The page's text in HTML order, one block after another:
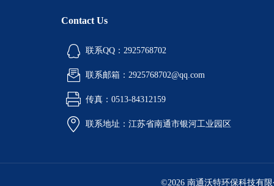
Contact Us
联系QQ：2925768702
联系邮箱：2925768702@qq.com
传真：0513-84312159
联系地址：江苏省南通市银河工业园区
©2026 南通沃特环保科技有